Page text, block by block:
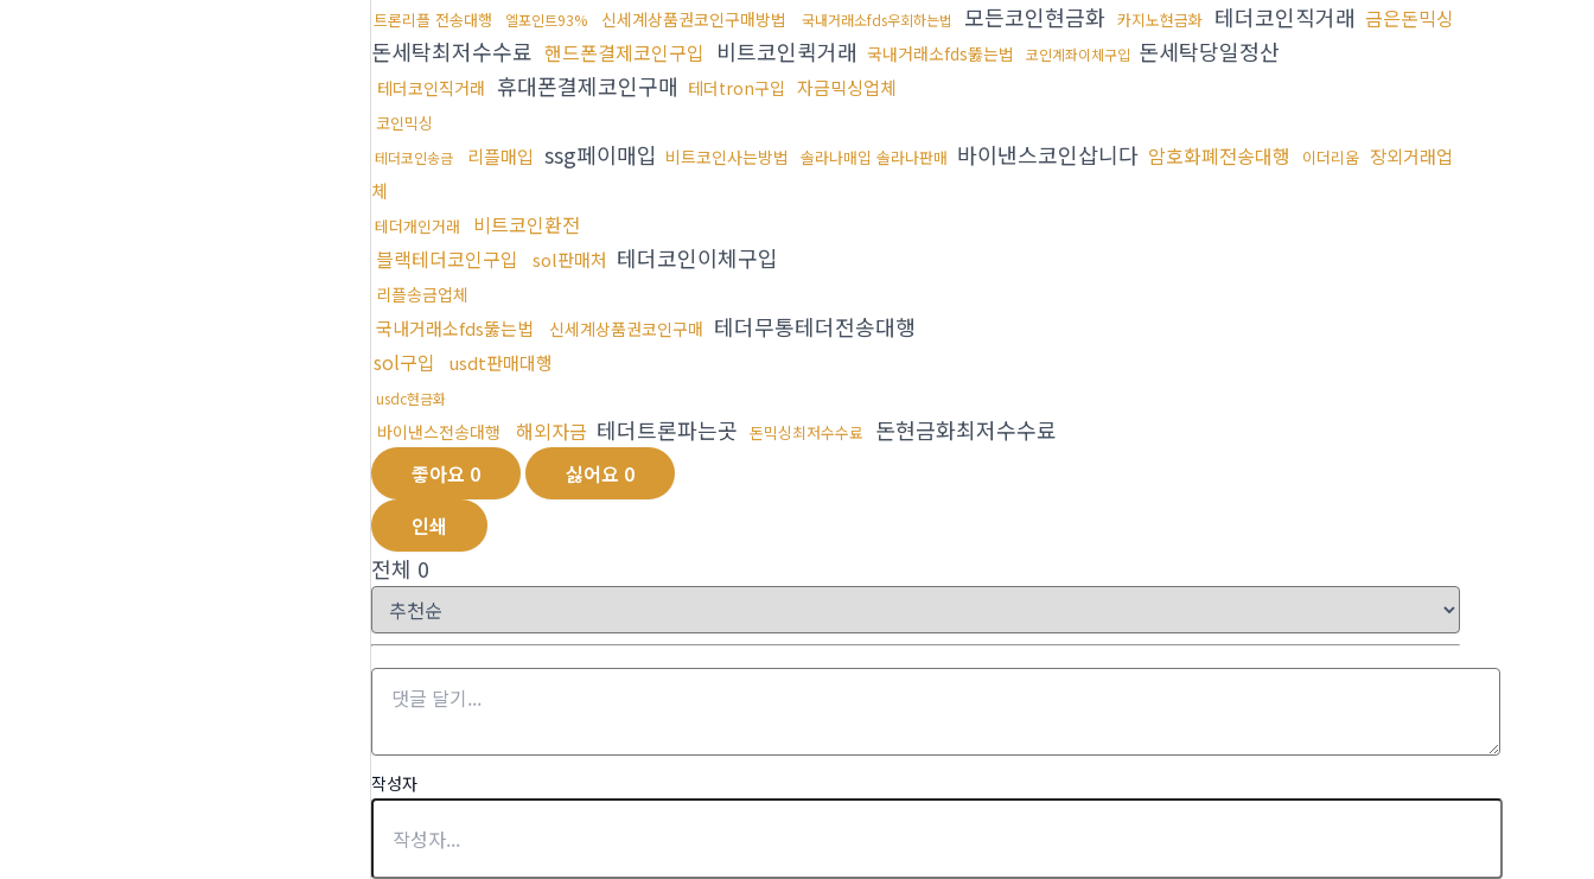
트론리플 전송대행 엘포인트93% 신세계상품권코인구매방법 국내거래소fds우회하는법 모든코인현금화 카지노현금화 테더코인직거래 금은돈믹싱
돈세탁최저수수료 핸드폰결제코인구입 비트코인퀵거래 국내거래소fds뚫는법 코인계좌이체구입 돈세탁당일정산
테더코인직거래 휴대폰결제코인구매 테더tron구입 자금믹싱업체
코인믹싱
테더코인송금 리플매입 ssg페이매입 비트코인사는방법 솔라나매입 솔라나판매 바이낸스코인삽니다 암호화폐전송대행 이더리움 장외거래업
체
테더개인거래
비트코인환전
블랙테더코인구입
sol판매처 테더코인이체구입
리플송금업체
국내거래소fds뚫는법 신세계상품권코인구매 테더무통테더전송대행
sol구입 usdt판매대행
usdc현금화
바이낸스전송대행 해외자금 테더트론파는곳 돈믹싱최저수수료 돈현금화최저수수료
좋아요 0 싫어요 0
인쇄
전체 0
작성자